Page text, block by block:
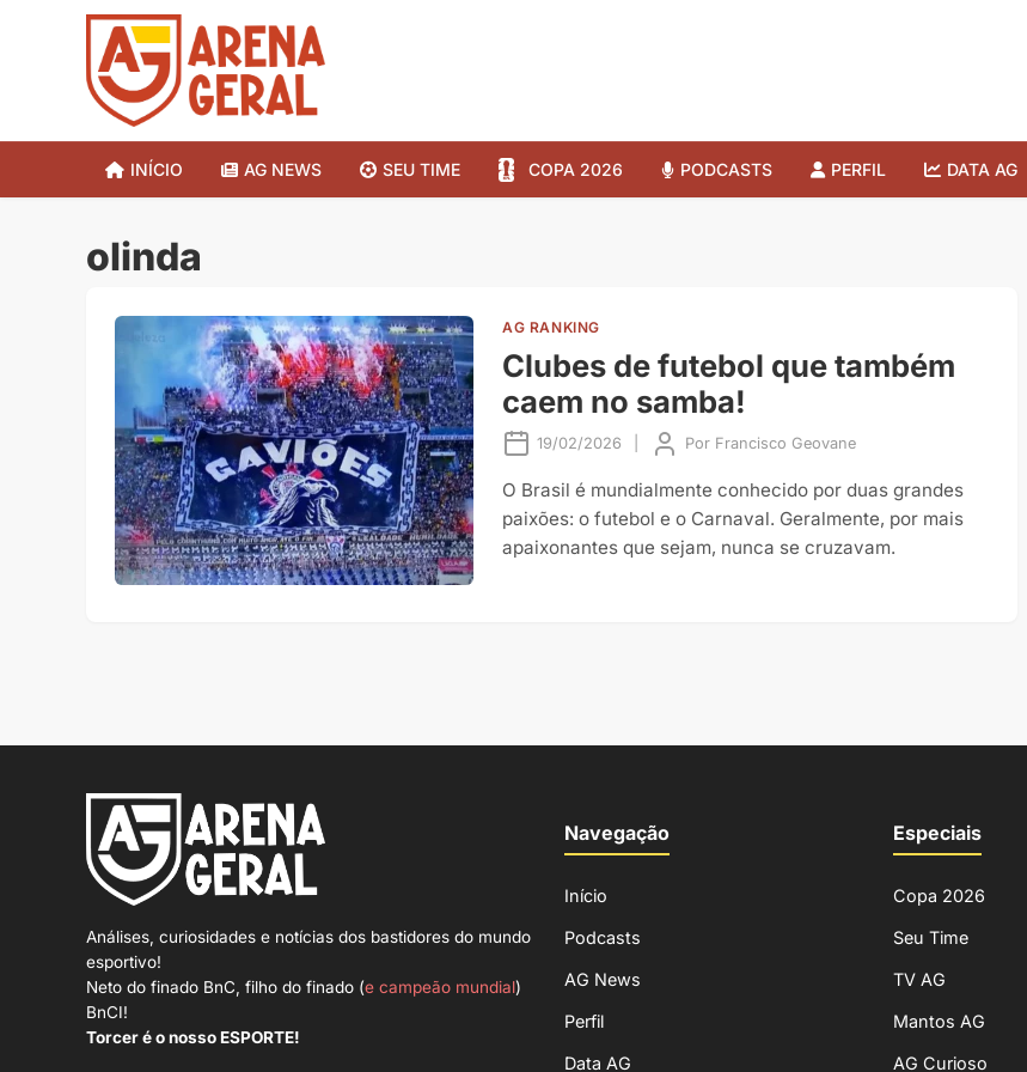
INÍCIO AG NEWS SEU TIME COPA 2026 PODCASTS PERFIL DATA AG
olinda
AG RANKING
Clubes de futebol que também
caem no samba!
19/02/2026 Por Francisco Geovane
O Brasil é mundialmente conhecido por duas grandes
paixões: o futebol e o Carnaval. Geralmente, por mais
apaixonantes que sejam, nunca se cruzavam.
Análises, curiosidades e notícias dos bastidores do mundo
esportivo!
Neto do finado BnC, filho do finado (e campeão mundial)
BnCI!
Torcer é o nosso ESPORTE!
Navegação
Início
Podcasts
AG News
Perfil
Data AG
Especiais
Copa 2026
Seu Time
TV AG
Mantos AG
AG Curioso